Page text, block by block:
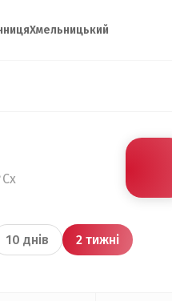
Хмельницький
10 днів 2 тижні